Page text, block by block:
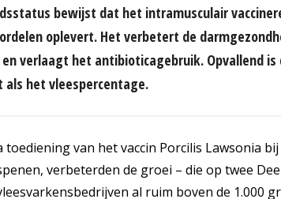
bewijst dat het intramusculair
oplevert. Het verbetert de
verlaagt het antibioticagebruik. Opvallend
als het vleespercentage.
toediening van het vaccin Porcilis Lawsonia
verbeterden de groei – die op twee
al ruim boven de 1.000